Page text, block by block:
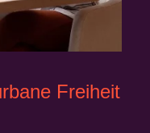
Freiheit